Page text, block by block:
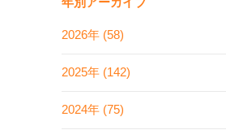
2026年 (58)
2025年 (142)
2024年 (75)